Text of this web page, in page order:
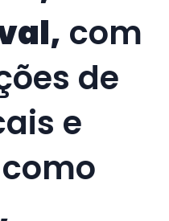
com
de
e